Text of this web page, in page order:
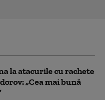
la atacurile cu rachete
„Cea mai bună